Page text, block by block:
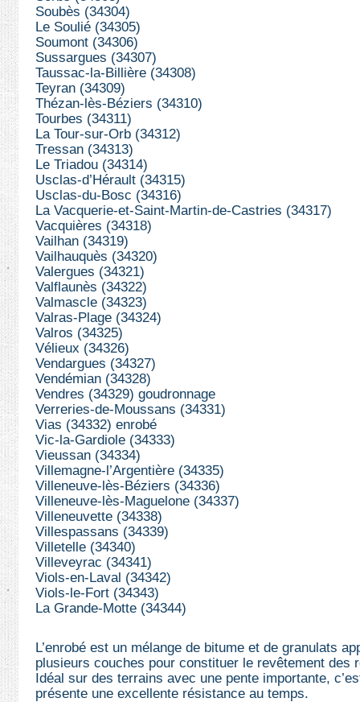
Soubès (34304)
Le Soulié (34305)
Soumont (34306)
Sussargues (34307)
Taussac-la-Billière (34308)
Teyran (34309)
Thézan-lès-Béziers (34310)
Tourbes (34311)
La Tour-sur-Orb (34312)
Tressan (34313)
Le Triadou (34314)
Usclas-d’Hérault (34315)
Usclas-du-Bosc (34316)
La Vacquerie-et-Saint-Martin-de-Castries (34317)
Vacquières (34318)
Vailhan (34319)
Vailhauquès (34320)
Valergues (34321)
Valflaunès (34322)
Valmascle (34323)
Valras-Plage (34324)
Valros (34325)
Vélieux (34326)
Vendargues (34327)
Vendémian (34328)
Vendres (34329) goudronnage
Verreries-de-Moussans (34331)
Vias (34332) enrobé
Vic-la-Gardiole (34333)
Vieussan (34334)
Villemagne-l’Argentière (34335)
Villeneuve-lès-Béziers (34336)
Villeneuve-lès-Maguelone (34337)
Villeneuvette (34338)
Villespassans (34339)
Villetelle (34340)
Villeveyrac (34341)
Viols-en-Laval (34342)
Viols-le-Fort (34343)
La Grande-Motte (34344)
L’enrobé est un mélange de bitume et de granulats
plusieurs couches pour constituer le revêtement des
Idéal sur des terrains avec une pente importante,
présente une excellente résistance au temps.